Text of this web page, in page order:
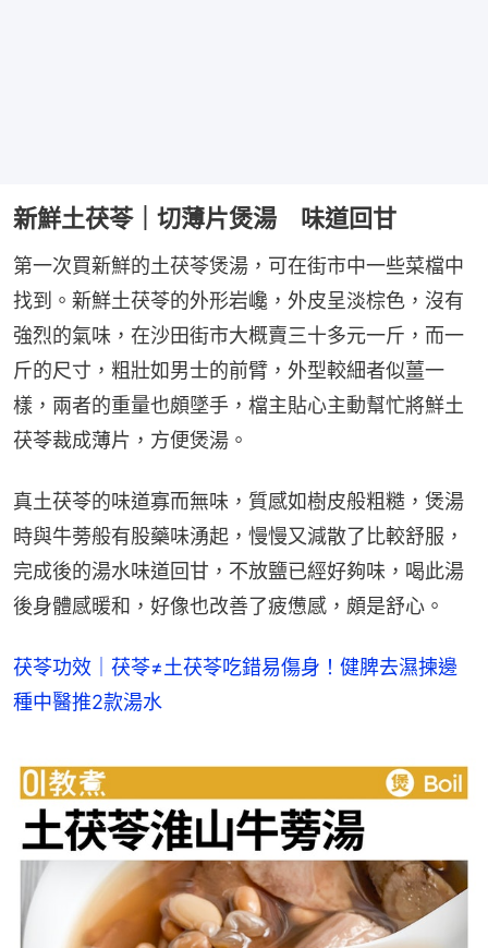
新鮮土茯苓｜切薄片煲湯 味道回甘
第一次買新鮮的土茯苓煲湯，可在街市中一些菜檔中
找到。新鮮土茯苓的外形岩巉，外皮呈淡棕色，沒有
強烈的氣味，在沙田街市大概賣三十多元一斤，而一
斤的尺寸，粗壯如男士的前臂，外型較細者似薑一
樣，兩者的重量也頗墜手，檔主貼心主動幫忙將鮮土
茯苓裁成薄片，方便煲湯。
真土茯苓的味道寡而無味，質感如樹皮般粗糙，煲湯
時與牛蒡般有股藥味湧起，慢慢又減散了比較舒服，
完成後的湯水味道回甘，不放鹽已經好夠味，喝此湯
後身體感暖和，好像也改善了疲憊感，頗是舒心。
茯苓功效｜茯苓≠土茯苓吃錯易傷身！健脾去濕揀邊
種中醫推2款湯水